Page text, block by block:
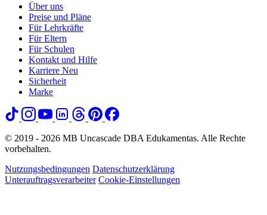
Über uns
Preise und Pläne
Für Lehrkräfte
Für Eltern
Für Schulen
Kontakt und Hilfe
Karriere Neu
Sicherheit
Marke
© 2019 - 2026 MB Uncascade DBA Edukamentas. Alle Rechte
vorbehalten.
Nutzungsbedingungen Datenschutzerklärung
Unterauftragsverarbeiter Cookie-Einstellungen